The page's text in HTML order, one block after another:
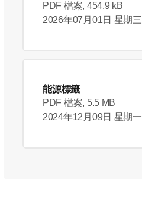
PDF 檔案, 454.9 kB
2026年07月01日 星期三
能源標籤
PDF 檔案, 5.5 MB
2024年12月09日 星期一